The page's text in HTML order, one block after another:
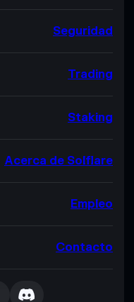
Seguridad
Trading
Staking
Acerca de Solflare
Empleo
Contacto